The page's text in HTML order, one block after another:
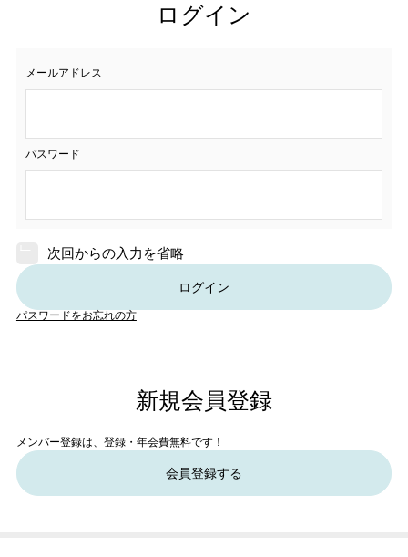
ログイン
メールアドレス
パスワード
次回からの入力を省略
ログイン
パスワードをお忘れの方
新規会員登録
メンバー登録は、登録・年会費無料です！
会員登録する